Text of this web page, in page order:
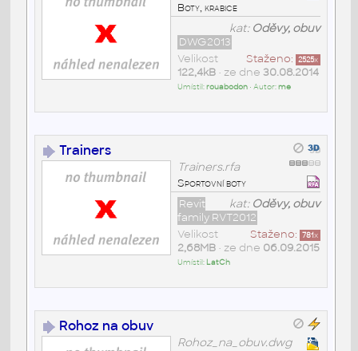
Boty, krabice
kat: Oděvy, obuv
DWG2013
Staženo: 2525x
Velikost
122,4kB• ze dne 30.08.2014
Umístil:rouabodon• Autor:me
Trainers
Trainers.rfa
Sportovní boty
kat: Oděvy, obuv
Revit
family RVT2012
Staženo: 781x
Velikost
2,68MB• ze dne 06.09.2015
Umístil: LatCh
Rohoz na obuv
Rohoz_na_obuv.dwg